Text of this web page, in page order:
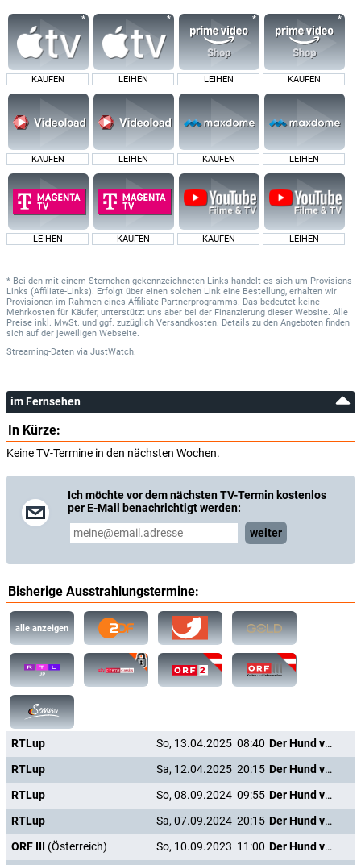
KAUFEN LEIHEN LEIHEN KAUFEN
KAUFEN LEIHEN KAUFEN LEIHEN
LEIHEN KAUFEN KAUFEN LEIHEN
* Bei den mit einem Sternchen gekennzeichneten Links handelt es sich um Provisions-
Links (Affiliate-Links). Erfolgt über einen solchen Link eine Bestellung, erhalten wir
Provisionen im Rahmen eines Affiliate-Partnerprogramms. Das bedeutet keine
Mehrkosten für Käufer, unterstützt uns aber bei der Finanzierung dieser Website. Alle
Preise inkl. MwSt. und ggf. zuzüglich Versandkosten. Details zu den Angeboten finden
sich auf der jeweiligen Webseite.
Streaming-Daten via JustWatch.
im Fernsehen
In Kürze:
Keine TV-Termine in den nächsten Wochen.
Ich möchte vor dem nächsten TV-Termin kostenlos
per E-Mail benachrichtigt werden:
weiter
Bisherige Ausstrahlungstermine:
alle anzeigen
RTLup So, 13.04.2025 08:40
Der Hund von Blackwood Castle
RTLup
Sa, 12.04.2025 20:15
Der Hund von Blackwood Castle
RTLup
So, 08.09.2024 09:55
Der Hund von Blackwood Castle
RTLup
Sa, 07.09.2024 20:15
Der Hund von Blackwood Castle
ORF III (Österreich) So, 10.09.2023 11:00
Der Hund von Blackwood Castle